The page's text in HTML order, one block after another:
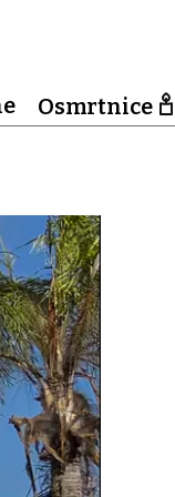
Osmrtnice